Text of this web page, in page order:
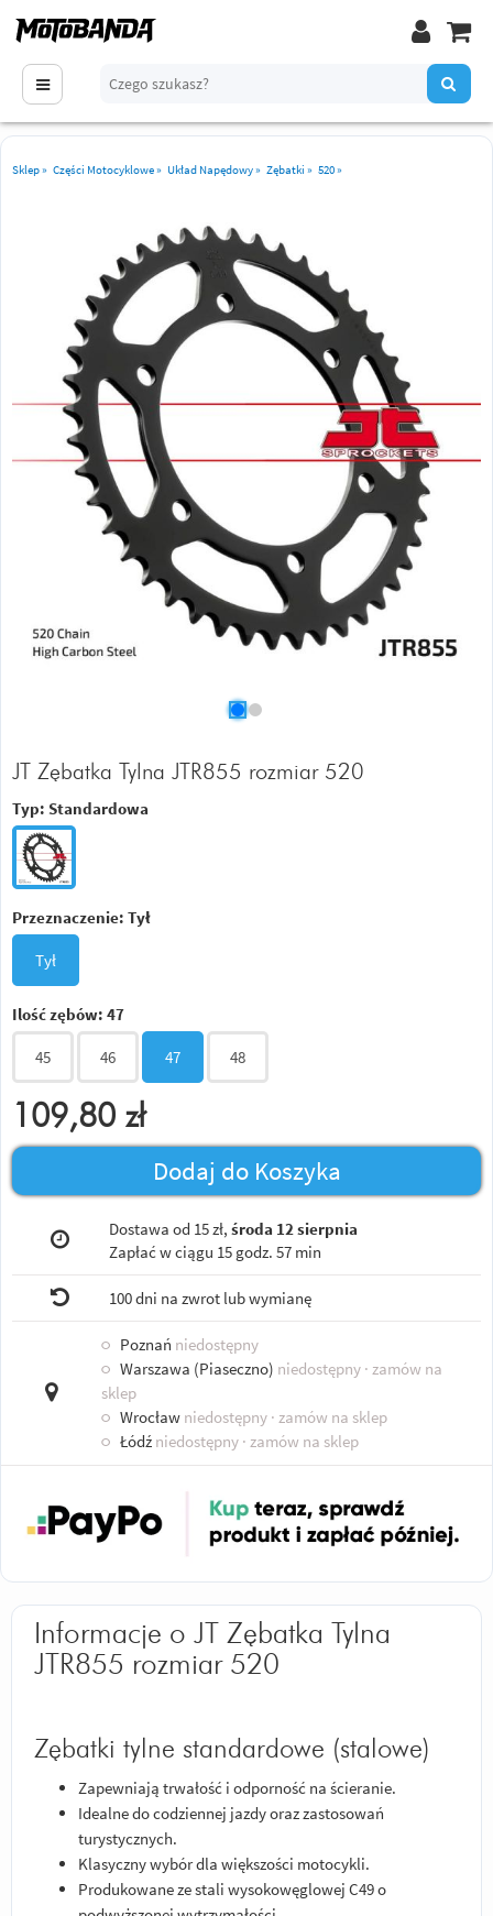
Sklep» Części Motocyklowe» Układ Napędowy» Zębatki » 520»
JT Zębatka Tylna JTR855 rozmiar 520
Typ: Standardowa
Przeznaczenie: Tył
Tył
Ilość zębów: 47
45 46 47 48
109,80 zł
Dodaj do Koszyka
Dostawa od 15 zł, środa 12 sierpnia
Zapłać w ciągu 15 godz. 57 min
100 dni na zwrot lub wymianę
○ Poznań niedostępny
○ Warszawa (Piaseczno) niedostępny · zamów na
sklep
○ Wrocław niedostępny · zamów na sklep
○ Łódź niedostępny · zamów na sklep
Informacje o JT Zębatka Tylna
JTR855 rozmiar 520
Zębatki tylne standardowe (stalowe)
Zapewniają trwałość i odporność na ścieranie.
Idealne do codziennej jazdy oraz zastosowań
turystycznych.
Klasyczny wybór dla większości motocykli.
Produkowane ze stali wysokowęglowej C49 o